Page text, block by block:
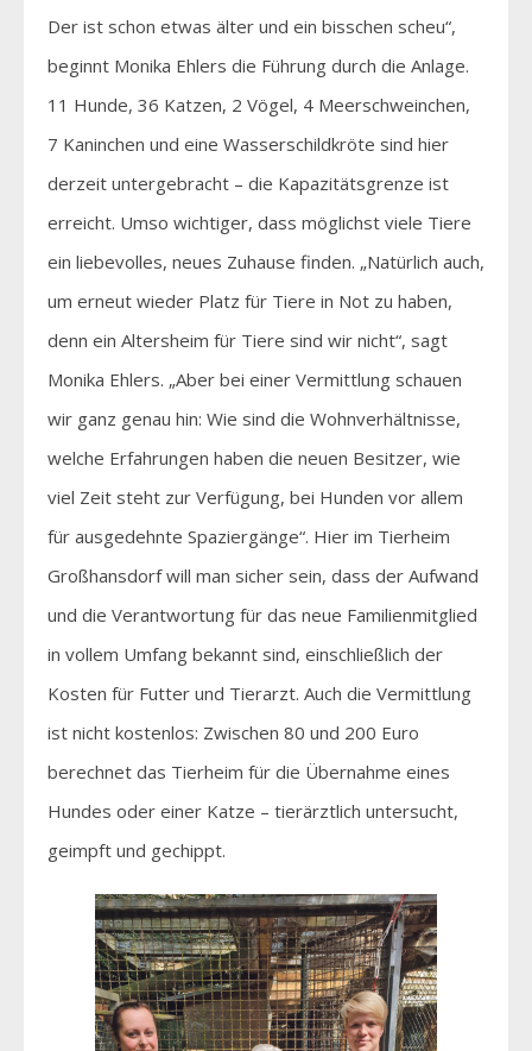
Der ist schon etwas älter und ein bisschen scheu“,
beginnt Monika Ehlers die Führung durch die Anlage.
11 Hunde, 36 Katzen, 2 Vögel, 4 Meerschweinchen,
7 Kaninchen und eine Wasserschildkröte sind hier
derzeit untergebracht – die Kapazitätsgrenze ist
erreicht. Umso wichtiger, dass möglichst viele Tiere
ein liebevolles, neues Zuhause finden. „Natürlich auch,
um erneut wieder Platz für Tiere in Not zu haben,
denn ein Altersheim für Tiere sind wir nicht“, sagt
Monika Ehlers. „Aber bei einer Vermittlung schauen
wir ganz genau hin: Wie sind die Wohnverhältnisse,
welche Erfahrungen haben die neuen Besitzer, wie
viel Zeit steht zur Verfügung, bei Hunden vor allem
für ausgedehnte Spaziergänge“. Hier im Tierheim
Großhansdorf will man sicher sein, dass der Aufwand
und die Verantwortung für das neue Familienmitglied
in vollem Umfang bekannt sind, einschließlich der
Kosten für Futter und Tierarzt. Auch die Vermittlung
ist nicht kostenlos: Zwischen 80 und 200 Euro
berechnet das Tierheim für die Übernahme eines
Hundes oder einer Katze – tierärztlich untersucht,
geimpft und gechippt.